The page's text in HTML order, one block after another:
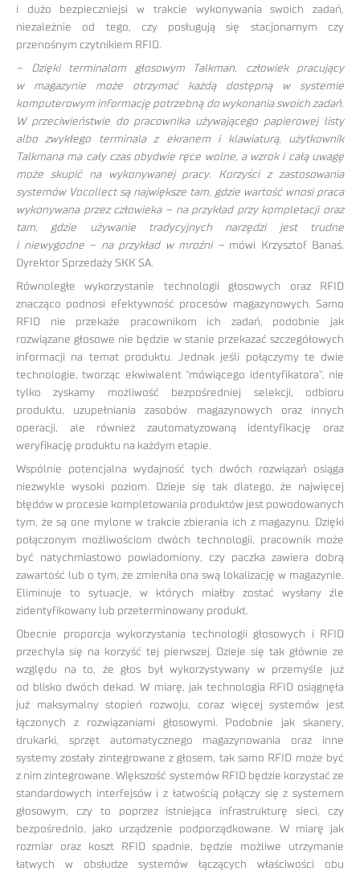
i dużo bezpieczniejsi w trakcie wykonywania swoich zadań,
niezależnie od tego, czy posługują się stacjonarnym czy
przenośnym czytnikiem RFID.
– Dzięki terminalom głosowym Talkman, człowiek pracujący
w magazynie może otrzymać każdą dostępną w systemie
komputerowym informację potrzebną do wykonania swoich zadań.
W przeciwieństwie do pracownika używającego papierowej listy
albo zwykłego terminala z ekranem i klawiaturą, użytkownik
Talkmana ma cały czas obydwie ręce wolne, a wzrok i całą uwagę
może skupić na wykonywanej pracy. Korzyści z zastosowania
systemów Vocollect są największe tam, gdzie wartość wnosi praca
wykonywana przez człowieka – na przykład przy kompletacji oraz
tam, gdzie używanie tradycyjnych narzędzi jest trudne
i niewygodne – na przykład w mroźni –mówi Krzysztof Banaś,
Dyrektor Sprzedaży SKK SA.
Równoległe wykorzystanie technologii głosowych oraz RFID
znacząco podnosi efektywność procesów magazynowych. Samo
RFID nie przekaże pracownikom ich zadań, podobnie jak
rozwiązane głosowe nie będzie w stanie przekazać szczegółowych
informacji na temat produktu. Jednak jeśli połączymy te dwie
technologie, tworząc ekwiwalent "mówiącego identyfikatora", nie
tylko zyskamy możliwość bezpośredniej selekcji, odbioru
produktu, uzupełniania zasobów magazynowych oraz innych
operacji, ale również zautomatyzowaną identyfikację oraz
weryfikację produktu na każdym etapie.
Wspólnie potencjalna wydajność tych dwóch rozwiązań osiąga
niezwykle wysoki poziom. Dzieje się tak dlatego, że najwięcej
błędów w procesie kompletowania produktów jest powodowanych
tym, że są one mylone w trakcie zbierania ich z magazynu. Dzięki
połączonym możliwościom dwóch technologii, pracownik może
być natychmiastowo powiadomiony, czy paczka zawiera dobrą
zawartość lub o tym, że zmieniła ona swą lokalizację w magazynie.
Eliminuje to sytuacje, w których miałby zostać wysłany źle
zidentyfikowany lub przeterminowany produkt.
Obecnie proporcja wykorzystania technologii głosowych i RFID
przechyla się na korzyść tej pierwszej. Dzieje się tak głównie ze
względu na to, że głos był wykorzystywany w przemyśle już
od blisko dwóch dekad. W miarę, jak technologia RFID osiągnęła
już maksymalny stopień rozwoju, coraz więcej systemów jest
łączonych z rozwiązaniami głosowymi. Podobnie jak skanery,
drukarki, sprzęt automatycznego magazynowania oraz inne
systemy zostały zintegrowane z głosem, tak samo RFID może być
z nim zintegrowane. Większość systemów RFID będzie korzystać ze
standardowych interfejsów i z łatwością połączy się z systemem
głosowym, czy to poprzez istniejąca infrastrukturę sieci, czy
bezpośrednio, jako urządzenie podporządkowane. W miarę jak
rozmiar oraz koszt RFID spadnie, będzie możliwe utrzymanie
łatwych w obsłudze systemów łączących właściwości obu